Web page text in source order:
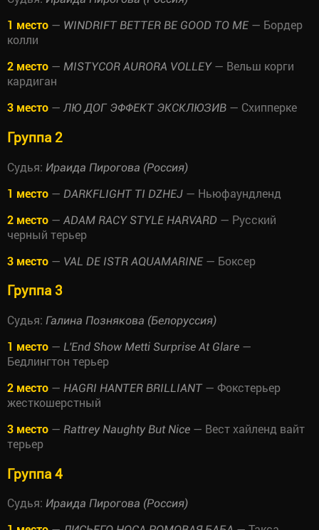
1 место — WINDRIFT BETTER BE GOOD TO ME — Бордер
колли
2 место — MISTYCOR AURORA VOLLEY— Вельш корги
кардиган
3 место — ЛЮ ДОГ ЭФФЕКТ ЭКСКЛЮЗИВ — Схипперке
Группа 2
Судья: Ираида Пирогова (Россия)
1 место — DARKFLIGHT TI DZHEJ — Ньюфаундленд
2 место — ADAM RACY STYLE HARVARD — Русский
черный терьер
3 место — VAL DE ISTR AQUAMARINE — Боксер
Группа 3
Судья: Галина Познякова (Белоруссия)
1 место — L'End Show Metti Surprise At Glare —
Бедлингтон терьер
2 место — HAGRI HANTER BRILLIANT— Фокстерьер
жесткошерстный
3 место — Rattrey Naughty But Nice — Вест хайленд вайт
терьер
Группа 4
Судья: Ираида Пирогова (Россия)